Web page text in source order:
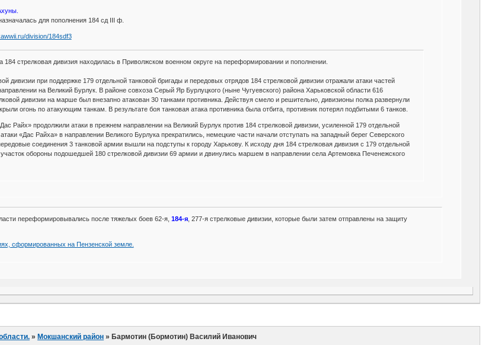
для пополнения 184 сд III ф.
division/184sdf3
184 стрелковая дивизия находилась в Приволжском военном округе на переформировании и пополнении.
дивизии при поддержке 179 отдельной танковой бригады и передовых отрядов 184 стрелковой дивизии отражали атаки частей
на Великий Бурлук. В районе совхоза Серый Яр Бурлуцкого (ныне Чугуевского) района Харьковской области 616
дивизии на марше был внезапно атакован 30 танками противника. Действуя смело и решительно, дивизионы полка развернули
огонь по атакующим танкам. В результате боя танковая атака противника была отбита, противник потерял подбитыми 6 танков.
Райх» продолжили атаки в прежнем направлении на Великий Бурлук против 184 стрелковой дивизии, усиленной 179 отдельной
«Дас Райха» в направлении Великого Бурлука прекратились, немецкие части начали отступать на западный берег Северского
соединения 3 танковой армии вышли на подступы к городу Харькову. К исходу дня 184 стрелковая дивизия с 179 отдельной
участок обороны подошедшей 180 стрелковой дивизии 69 армии и двинулись маршем в направлении села Артемовка Печенежского
переформировывались после тяжелых боев 62-я, 184-я, 277-я стрелковые дивизии, которые были затем отправлены на защиту
сформированных на Пензенской земле.
» Мокшанский район » Бармотин (Бормотин) Василий Иванович